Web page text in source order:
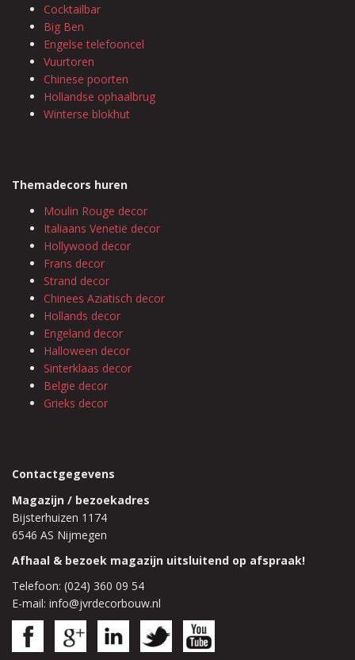
Cocktailbar
Big Ben
Engelse telefooncel
Vuurtoren
Chinese poorten
Hollandse ophaalbrug
Winterse blokhut
Themadecors huren
Moulin Rouge decor
Italiaans Venetië decor
Hollywood decor
Frans decor
Strand decor
Chinees Aziatisch decor
Hollands decor
Engeland decor
Halloween decor
Sinterklaas decor
Belgie decor
Grieks decor
Contactgegevens
Magazijn / bezoekadres
Bijsterhuizen 1174
6546 AS Nijmegen
Afhaal & bezoek magazijn uitsluitend op afspraak!
Telefoon: (024) 360 09 54
E-mail: info@jvrdecorbouw.nl